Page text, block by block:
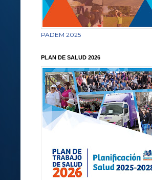
PADEM 2025
PLAN DE SALUD 2026